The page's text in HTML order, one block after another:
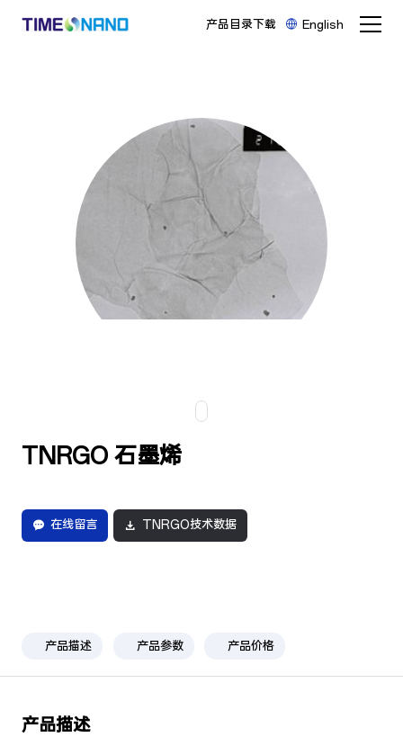
产品目录下载 English
TNRGO 石墨烯
在线留言 TNRGO技术数据
产品描述 产品参数 产品价格
产品描述